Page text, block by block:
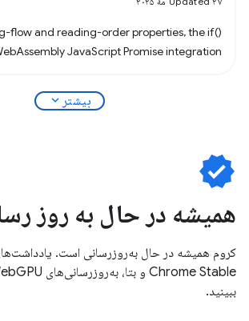
flow and reading-order properties, the if()
JavaScript Promise integration.
بیشتر expand_more
verified
همیشه در حال به روز
کروم همیشه در حال به‌روزرسانی است. یادداشت‌های
ببینید.